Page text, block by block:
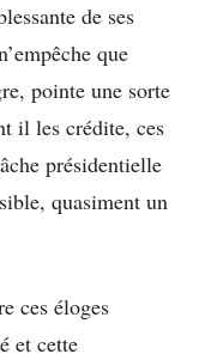
de ses
que
pointe une sorte
il les crédite, ces
présidentielle
quasiment un
ces éloges
et cette